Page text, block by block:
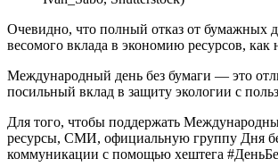
Очевидно, что полный отказ от бумажных
весомого вклада в экономию ресурсов, как
Международный день без бумаги — это
посильный вклад в защиту экологии с
Для того, чтобы поддержать
ресурсы, СМИ, официальную группу Дня
коммуникации с помощью хештега